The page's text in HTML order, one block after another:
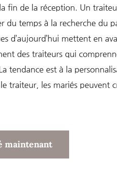
fin de la réception. Un
du temps à la recherche du
d’aujourd’hui mettent en
des traiteurs qui
tendance est à la
traiteur, les mariés
maintenant